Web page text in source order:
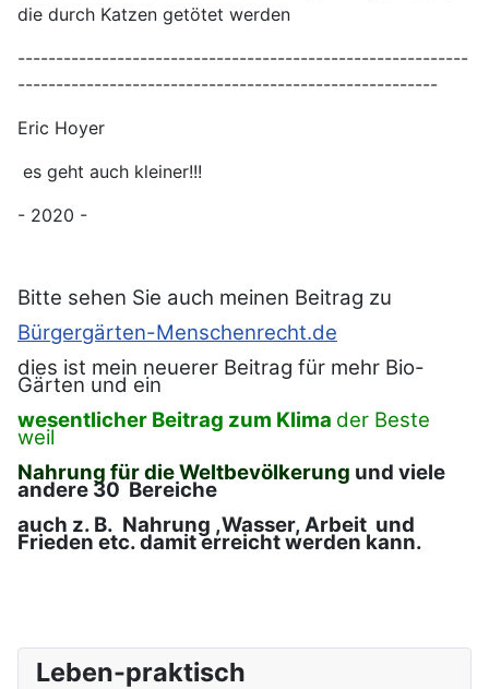
die durch Katzen getötet werden
-----------------------------------------------------------
-------------------------------------------------------
Eric Hoyer
es geht auch kleiner!!!
- 2020 -
Bitte sehen Sie auch meinen Beitrag zu
Bürgergärten-Menschenrecht.de
dies ist mein neuerer Beitrag für mehr Bio-
Gärten und ein
wesentlicher Beitrag zum Klima der Beste
weil
Nahrung für die Weltbevölkerung und viele
andere 30 Bereiche
auch z. B. Nahrung ,Wasser, Arbeit und
Frieden etc. damit erreicht werden kann.
Leben-praktisch